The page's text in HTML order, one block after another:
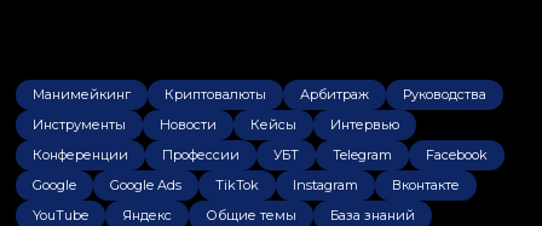
Манимейкинг Криптовалюты Арбитраж
Руководства
Инструменты
Новости Кейсы
Интервью
Конференции
Профессии УБТ Telegram
Facebook
Google
Google Ads TikTok Instagram
Вконтакте
YouTube
Яндекс Общие темы База знаний